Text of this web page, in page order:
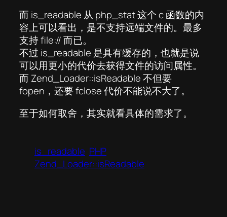
而 is_readable 从 php_stat 这个 c 函数的内
容上可以看出，是不支持远端文件的。最多
支持 file:// 而已。
不过 is_readable 是具有缓存的，也就是说
可以用更小的代价去获得文件的访问属性。
而 Zend_Loader::isReadable 不但要
fopen，还要 fclose 代价不能说不大了。
至于如何取舍，其实就看具体的需求了。
is_readable PHP
Zend_Loader::isReadable